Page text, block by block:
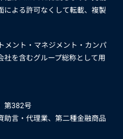
による許可なくして転載、複製
メント・マネジメント・カンパ
を含むグループ総称として用
第382号
助言・代理業、第二種金融商品